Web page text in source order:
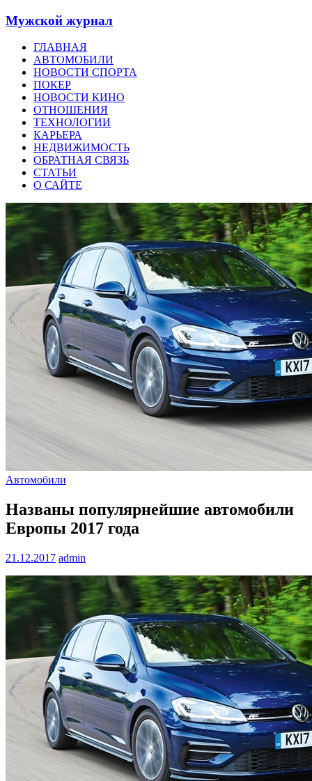
Мужской журнал
ГЛАВНАЯ
АВТОМОБИЛИ
НОВОСТИ СПОРТА
ПОКЕР
НОВОСТИ КИНО
ОТНОШЕНИЯ
ТЕХНОЛОГИИ
КАРЬЕРА
НЕДВИЖИМОСТЬ
ОБРАТНАЯ СВЯЗЬ
СТАТЬИ
О САЙТЕ
Автомобили
Названы популярнейшие автомобили
Европы 2017 года
21.12.2017 admin